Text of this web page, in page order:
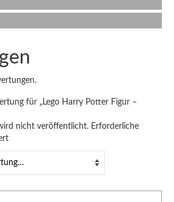
für „Lego Harry Potter Figur –
nicht veröffentlicht. Erforderliche